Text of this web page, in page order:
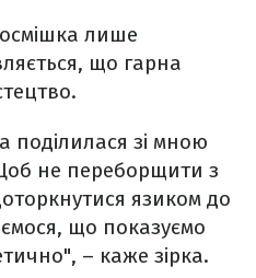
лише
що гарна
поділилася зі мною
не переборщити з
язиком до
що показуємо
– каже зірка.